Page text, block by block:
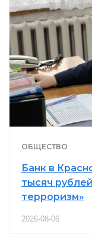
ОБЩЕСТВО
Банк в
тысяч
терроризм»
2026-08-06